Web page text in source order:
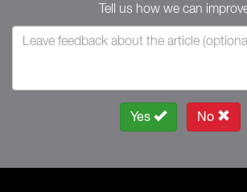
Tell us how we can
Yes No